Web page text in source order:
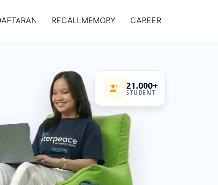
RECALLMEMORY CAREER
21.000+
STUDENT